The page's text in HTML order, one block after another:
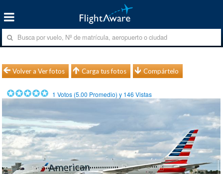
Volver a Ver fotos Carga tus fotos Compártelo
1 Votos (5.00 Promedio) y 146 Vistas